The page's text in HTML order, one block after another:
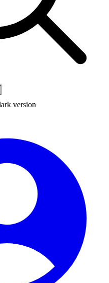
version